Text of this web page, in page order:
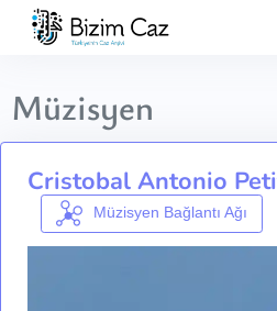
Müzisyen
Cristobal Antonio
Müzisyen Bağlantı Ağı